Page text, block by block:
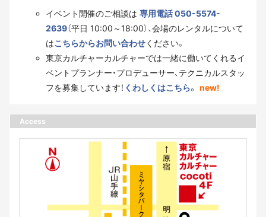
イベント開催のご相談は 専用電話 050-5574-
2639（平日 10:00～18:00）、会場のレンタルについて
はこちらからお問い合わせください。
東京カルチャーカルチャーでは一緒に働いてくれるイ
ベントプランナー・プロデューサー、テクニカルスタッ
フを募集しています！ くわしくはこちら。 new!
Access